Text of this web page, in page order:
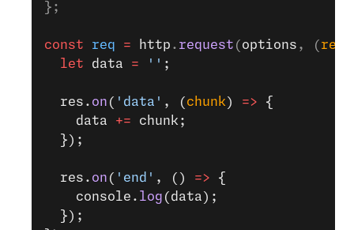
};
const req = http . request ( options , ( res
  let
data = '' ;
  res.
on ( 'data' , ( chunk ) => {
    data
+= chunk;
  });
  res.
on ( 'end' , () => {
    console.
log (data);
  });